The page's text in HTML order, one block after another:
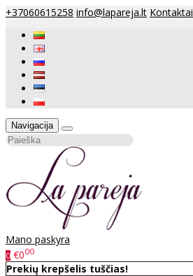
+37060615258 info@lapareja.lt Kontaktai
Navigacija
Mano paskyra
0 €000
Prekių krepšelis tuščias!